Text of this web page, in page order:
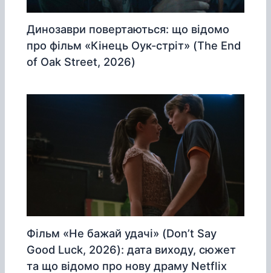
Динозаври повертаються: що відомо
про фільм «Кінець Оук-стріт» (The End
of Oak Street, 2026)
Фільм «Не бажай удачі» (Don’t Say
Good Luck, 2026): дата виходу, сюжет
та що відомо про нову драму Netflix